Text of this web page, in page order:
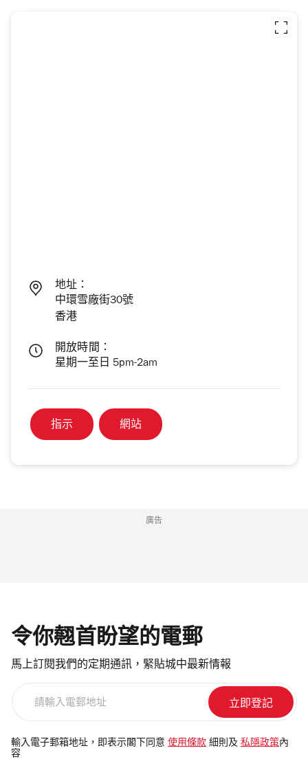
地址：
中環雪廠街30號
香港
開放時間：
星期一至日 5pm-2am
指示 網站
廣告
令你翹首盼望的電郵
馬上訂閱我們的定期通訊，緊貼城中最新情報
電
郵
輸入電子郵箱地址，即表示閣下同意 使用條款 細則及 私隱政策 內
容